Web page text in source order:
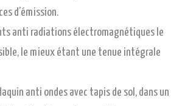
d’émission.
anti radiations électromagnétiques le
le mieux étant une tenue intégrale
anti ondes avec tapis de sol, dans un